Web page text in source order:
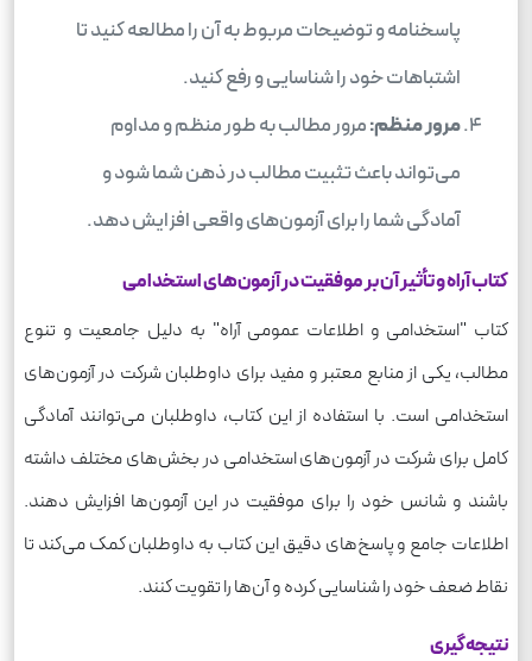
پاسخنامه و توضیحات مربوط به آن را مطالعه کنید تا
اشتباهات خود را شناسایی و رفع کنید.
مرور منظم:مرور مطالب به طور منظم و مداوم
می‌تواند باعث تثبیت مطالب در ذهن شما شود و
آمادگی شما را برای آزمون‌های واقعی افزایش دهد.
کتاب آراه و تأثیر آن بر موفقیت در آزمون‌های استخدامی
کتاب "استخدامی و اطلاعات عمومی آراه" به دلیل جامعیت و تنوع
مطالب، یکی از منابع معتبر و مفید برای داوطلبان شرکت در آزمون‌های
استخدامی است. با استفاده از این کتاب، داوطلبان می‌توانند آمادگی
کامل برای شرکت در آزمون‌های استخدامی در بخش‌های مختلف داشته
باشند و شانس خود را برای موفقیت در این آزمون‌ها افزایش دهند.
اطلاعات جامع و پاسخ‌های دقیق این کتاب به داوطلبان کمک می‌کند تا
نقاط ضعف خود را شناسایی کرده و آن‌ها را تقویت کنند.
نتیجه‌گیری